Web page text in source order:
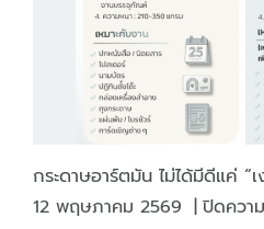
กระดาษอาร์ตมัน ไม่ได้มีดีแค่ “เ
12 พฤษภาคม 2569 | ปิดควา